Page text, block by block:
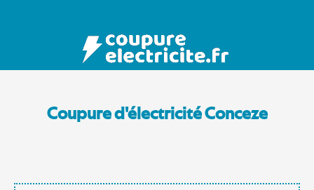
Coupure d'électricité Conceze